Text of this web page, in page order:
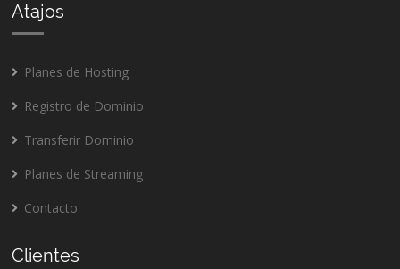
Atajos
Planes de Hosting
Registro de Dominio
Transferir Dominio
Planes de Streaming
Contacto
Clientes